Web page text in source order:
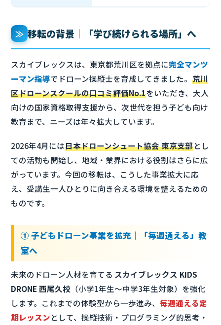
≫ 移転の背景｜「学び続けられる場所」へ
スカイブレックスは、東京都荒川区を拠点に完全マンツ
ーマン指導でドローン操縦士を育成してきました。 荒川
区ドローンスクールの口コミ評価No.1をいただき、大人
向けの国家資格取得支援から、次世代を担う子ども向け
教育まで、ニーズは年々拡大しています。
2026年4月には日本ドローンシュート協会 東京支部とし
ての活動も開始し、地域・業界における役割はさらに広
がっています。今回の移転は、こうした事業拡大に応
え、受講生一人ひとりに向き合える環境を整えるための
ものです。
① 子どもドローン事業を拡充｜「毎週通える」教
室へ
未来のドローン人材を育てる スカイブレックス KIDS
DRONE 西尾久校 （小学1年生〜中学3年生対象）を強化
します。これまでの体験型から一歩進み、 毎週通える定
期レッスンとして、操縦技術・プログラミング的思考・